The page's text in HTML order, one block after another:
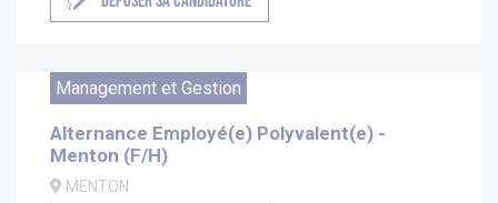
Management et Gestion
Alternance Employé(e) Polyvalent(e) -
Menton (F/H)
MENTON